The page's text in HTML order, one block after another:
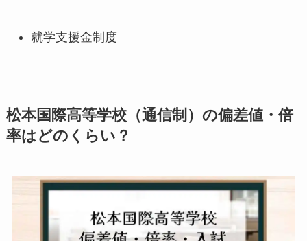
就学支援金制度
松本国際高等学校（通信制）の偏差値・倍
率はどのくらい？